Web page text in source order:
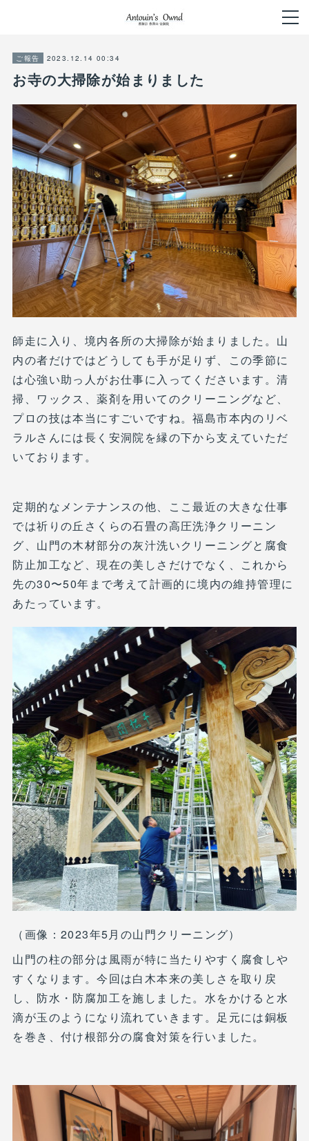
ご報告 2023.12.14 00:34
お寺の大掃除が始まりました
師走に入り、境内各所の大掃除が始まりました。山
内の者だけではどうしても手が足りず、この季節に
は心強い助っ人がお仕事に入ってくださいます。清
掃、ワックス、薬剤を用いてのクリーニングなど、
プロの技は本当にすごいですね。福島市本内のリベ
ラルさんには長く安洞院を縁の下から支えていただ
いております。
定期的なメンテナンスの他、ここ最近の大きな仕事
では祈りの丘さくらの石畳の高圧洗浄クリーニン
グ、山門の木材部分の灰汁洗いクリーニングと腐食
防止加工など、現在の美しさだけでなく、これから
先の30〜50年まで考えて計画的に境内の維持管理に
あたっています。
（画像：2023年5月の山門クリーニング）
山門の柱の部分は風雨が特に当たりやすく腐食しや
すくなります。今回は白木本来の美しさを取り戻
し、防水・防腐加工を施しました。水をかけると水
滴が玉のようになり流れていきます。足元には銅板
を巻き、付け根部分の腐食対策を行いました。